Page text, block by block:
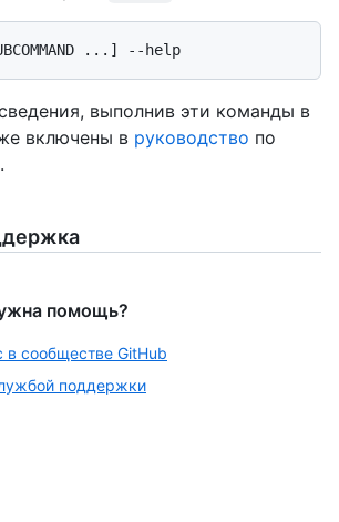
выполнив эти команды в
включены в руководство по
помощь?
в сообществе GitHub
поддержки